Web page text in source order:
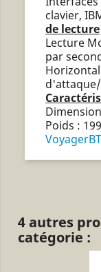
clavier,
de lecture
Lecture
par
Horizontal
d'attaque/
Poids :
4 autres
catégorie :